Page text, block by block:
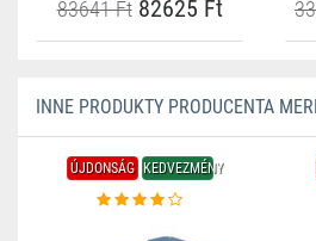
83641 Ft82625 Ft
INNE PRODUKTY PRODUCENTA
ÚJDONSÁG KEDVEZMÉNY